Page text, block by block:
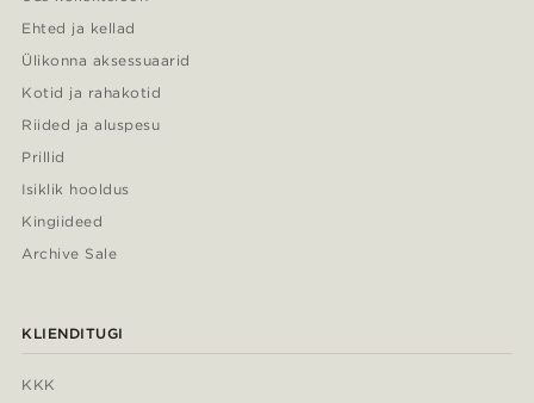
Ehted ja kellad
Ülikonna aksessuaarid
Kotid ja rahakotid
Riided ja aluspesu
Prillid
Isiklik hooldus
Kingiideed
Archive Sale
KLIENDITUGI
KKK